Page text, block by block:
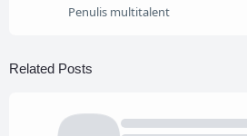
Penulis multitalent
Related Posts